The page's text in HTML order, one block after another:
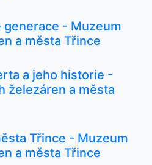
generace - Muzeum
a města Třince
a jeho historie -
železáren a města
Třince - Muzeum
a města Třince